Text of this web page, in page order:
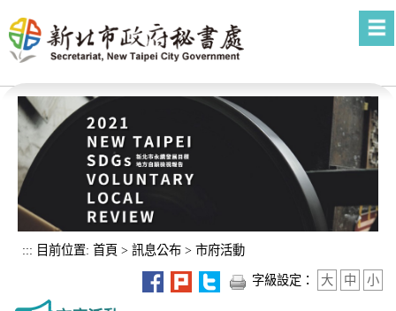
::: 目前位置: 首頁 > 訊息公布 > 市府活動
字級設定： 大 中 小